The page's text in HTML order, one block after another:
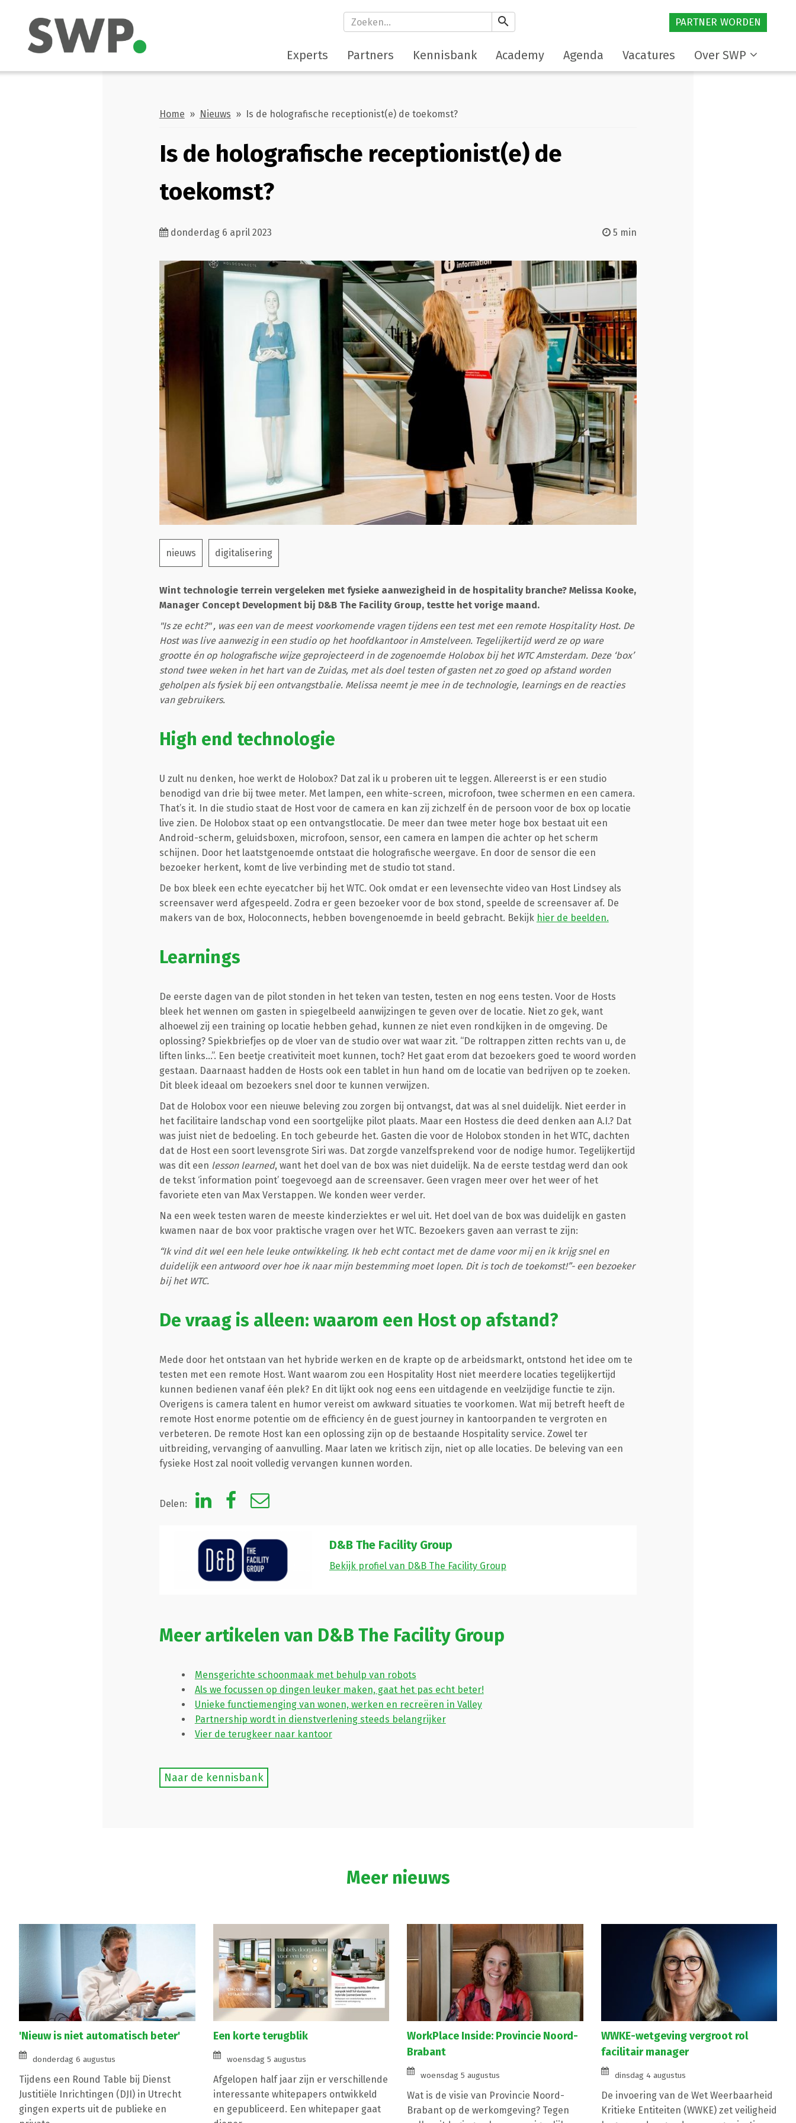
search PARTNER WORDEN
Experts Partners Kennisbank Academy Agenda Vacatures Over SWP
Home » Nieuws » Is de holografische receptionist(e) de toekomst?
Is de holografische receptionist(e) de
toekomst?
donderdag 6 april 2023 5 min
nieuws digitalisering
Wint technologie terrein vergeleken met fysieke aanwezigheid in de hospitality branche? Melissa Kooke,
Manager Concept Development bij D&B The Facility Group, testte het vorige maand.
"Is ze echt?" , was een van de meest voorkomende vragen tijdens een test met een remote Hospitality Host. De
Host was live aanwezig in een studio op het hoofdkantoor in Amstelveen. Tegelijkertijd werd ze op ware
grootte én op holografische wijze geprojecteerd in de zogenoemde Holobox bij het WTC Amsterdam. Deze ‘box’
stond twee weken in het hart van de Zuidas, met als doel testen of gasten net zo goed op afstand worden
geholpen als fysiek bij een ontvangstbalie. Melissa neemt je mee in de technologie, learnings en de reacties
van gebruikers.
High end technologie
U zult nu denken, hoe werkt de Holobox? Dat zal ik u proberen uit te leggen. Allereerst is er een studio
benodigd van drie bij twee meter. Met lampen, een white-screen, microfoon, twee schermen en een camera.
That’s it. In die studio staat de Host voor de camera en kan zij zichzelf én de persoon voor de box op locatie
live zien. De Holobox staat op een ontvangstlocatie. De meer dan twee meter hoge box bestaat uit een
Android-scherm, geluidsboxen, microfoon, sensor, een camera en lampen die achter op het scherm
schijnen. Door het laatstgenoemde ontstaat die holografische weergave. En door de sensor die een
bezoeker herkent, komt de live verbinding met de studio tot stand.
De box bleek een echte eyecatcher bij het WTC. Ook omdat er een levensechte video van Host Lindsey als
screensaver werd afgespeeld. Zodra er geen bezoeker voor de box stond, speelde de screensaver af. De
makers van de box, Holoconnects, hebben bovengenoemde in beeld gebracht. Bekijk hier de beelden.
Learnings
De eerste dagen van de pilot stonden in het teken van testen, testen en nog eens testen. Voor de Hosts
bleek het wennen om gasten in spiegelbeeld aanwijzingen te geven over de locatie. Niet zo gek, want
alhoewel zij een training op locatie hebben gehad, kunnen ze niet even rondkijken in de omgeving. De
oplossing? Spiekbriefjes op de vloer van de studio over wat waar zit. “De roltrappen zitten rechts van u, de
liften links...”. Een beetje creativiteit moet kunnen, toch? Het gaat erom dat bezoekers goed te woord worden
gestaan. Daarnaast hadden de Hosts ook een tablet in hun hand om de locatie van bedrijven op te zoeken.
Dit bleek ideaal om bezoekers snel door te kunnen verwijzen.
Dat de Holobox voor een nieuwe beleving zou zorgen bij ontvangst, dat was al snel duidelijk. Niet eerder in
het facilitaire landschap vond een soortgelijke pilot plaats. Maar een Hostess die deed denken aan A.I.? Dat
was juist niet de bedoeling. En toch gebeurde het. Gasten die voor de Holobox stonden in het WTC, dachten
dat de Host een soort levensgrote Siri was. Dat zorgde vanzelfsprekend voor de nodige humor. Tegelijkertijd
was dit een lesson learned, want het doel van de box was niet duidelijk. Na de eerste testdag werd dan ook
de tekst ‘information point’ toegevoegd aan de screensaver. Geen vragen meer over het weer of het
favoriete eten van Max Verstappen. We konden weer verder.
Na een week testen waren de meeste kinderziektes er wel uit. Het doel van de box was duidelijk en gasten
kwamen naar de box voor praktische vragen over het WTC. Bezoekers gaven aan verrast te zijn:
“Ik vind dit wel een hele leuke ontwikkeling. Ik heb echt contact met de dame voor mij en ik krijg snel en
duidelijk een antwoord over hoe ik naar mijn bestemming moet lopen. Dit is toch de toekomst!”- een bezoeker
bij het WTC.
De vraag is alleen: waarom een Host op afstand?
Mede door het ontstaan van het hybride werken en de krapte op de arbeidsmarkt, ontstond het idee om te
testen met een remote Host. Want waarom zou een Hospitality Host niet meerdere locaties tegelijkertijd
kunnen bedienen vanaf één plek? En dit lijkt ook nog eens een uitdagende en veelzijdige functie te zijn.
Overigens is camera talent en humor vereist om awkward situaties te voorkomen. Wat mij betreft heeft de
remote Host enorme potentie om de efficiency én de guest journey in kantoorpanden te vergroten en
verbeteren. De remote Host kan een oplossing zijn op de bestaande Hospitality service. Zowel ter
uitbreiding, vervanging of aanvulling. Maar laten we kritisch zijn, niet op alle locaties. De beleving van een
fysieke Host zal nooit volledig vervangen kunnen worden.
Delen:
D&B The Facility Group
Bekijk profiel van D&B The Facility Group
Meer artikelen van D&B The Facility Group
Mensgerichte schoonmaak met behulp van robots
Als we focussen op dingen leuker maken, gaat het pas echt beter!
Unieke functiemenging van wonen, werken en recreëren in Valley
Partnership wordt in dienstverlening steeds belangrijker
Vier de terugkeer naar kantoor
Naar de kennisbank
Meer nieuws
'Nieuw is niet automatisch beter'
donderdag 6 augustus
Tijdens een Round Table bij Dienst
Justitiële Inrichtingen (DJI) in Utrecht
gingen experts uit de publieke en
Een korte terugblik
woensdag 5 augustus
Afgelopen half jaar zijn er verschillende
interessante whitepapers ontwikkeld
en gepubliceerd. Een whitepaper gaat
WorkPlace Inside: Provincie Noord-
Brabant
woensdag 5 augustus
Wat is de visie van Provincie Noord-
Brabant op de werkomgeving? Tegen
WWKE-wetgeving vergroot rol
facilitair manager
dinsdag 4 augustus
De invoering van de Wet Weerbaarheid
Kritieke Entiteiten (WWKE) zet veiligheid